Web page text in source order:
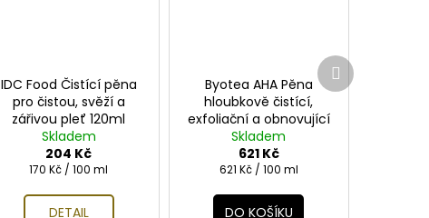
IDC Food Čistící pěna
pro čistou, svěží a
zářivou pleť 120ml
Skladem
204 Kč
Měrná
170 Kč / 100 ml
DETAIL
Byotea AHA Pěna
hloubkově čistící,
exfoliační a obnovující
100ml
Skladem
621 Kč
Měrná
621 Kč / 100 ml
DO KOŠÍKU
Další
produkt